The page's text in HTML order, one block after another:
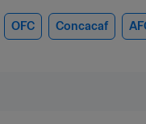
Concacaf
OFC